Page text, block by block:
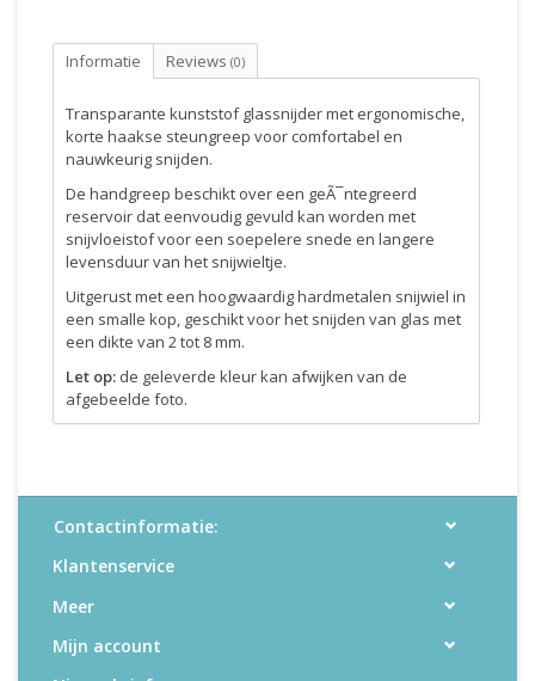
Informatie Reviews (0)
Transparante kunststof glassnijder met ergonomische,
korte haakse steungreep voor comfortabel en
nauwkeurig snijden.
De handgreep beschikt over een geÃ¯ntegreerd
reservoir dat eenvoudig gevuld kan worden met
snijvloeistof voor een soepelere snede en langere
levensduur van het snijwieltje.
Uitgerust met een hoogwaardig hardmetalen snijwiel in
een smalle kop, geschikt voor het snijden van glas met
een dikte van 2 tot 8 mm.
Let op: de geleverde kleur kan afwijken van de
afgebeelde foto.
Contactinformatie:
Klantenservice
Meer
Mijn account